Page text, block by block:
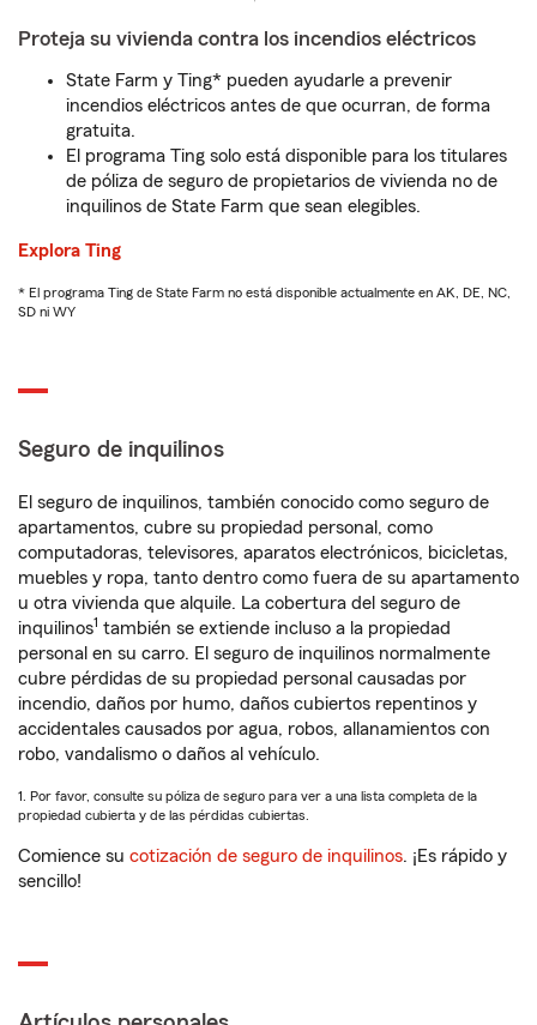
Proteja su vivienda contra los incendios eléctricos
State Farm y Ting* pueden ayudarle a prevenir
incendios eléctricos antes de que ocurran, de forma
gratuita.
El programa Ting solo está disponible para los titulares
de póliza de seguro de propietarios de vivienda no de
inquilinos de State Farm que sean elegibles.
Explora Ting
* El programa Ting de State Farm no está disponible actualmente en AK, DE, NC,
SD ni WY
Seguro de inquilinos
El seguro de inquilinos, también conocido como seguro de
apartamentos, cubre su propiedad personal, como
computadoras, televisores, aparatos electrónicos, bicicletas,
muebles y ropa, tanto dentro como fuera de su apartamento
u otra vivienda que alquile. La cobertura del seguro de
inquilinos1 también se extiende incluso a la propiedad
personal en su carro. El seguro de inquilinos normalmente
cubre pérdidas de su propiedad personal causadas por
incendio, daños por humo, daños cubiertos repentinos y
accidentales causados por agua, robos, allanamientos con
robo, vandalismo o daños al vehículo.
1. Por favor, consulte su póliza de seguro para ver a una lista completa de la
propiedad cubierta y de las pérdidas cubiertas.
Comience su cotización de seguro de inquilinos. ¡Es rápido y
sencillo!